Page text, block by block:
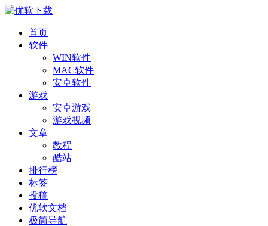
首页
软件
WIN软件
MAC软件
安卓软件
游戏
安卓游戏
游戏视频
文章
教程
酷站
排行榜
标签
投稿
优软文档
极简导航